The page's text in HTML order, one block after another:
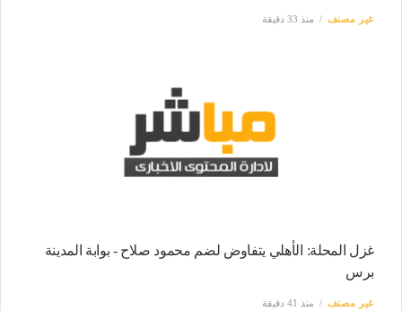
غير مصنف منذ 33 دقيقة
غزل المحلة: الأهلي يتفاوض لضم محمود صلاح - بوابة المدينة
برس
غير مصنف منذ 41 دقيقة